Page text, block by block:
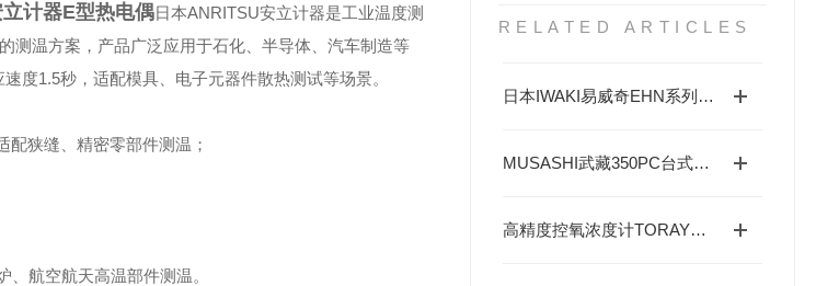
RELATED ARTICLES
日本IWAKI易威奇EHN系列泵可满足水处理领域各类化学药液的加药需求
MUSASHI武藏350PC台式视觉点胶机——微纳点胶的精准大师
高精度控氧浓度计TORAY东丽酸素浓度计精度体系、核心技术与全场景应用解析
计器E型热电偶日本ANRITSU安立计器是工业温度测
测温方案，产品广泛应用于石化、半导体、汽车制造等
度1.5秒，适配模具、电子元器件散热测试等场景。
狭缝、精密零部件测温；
、航空航天高温部件测温。